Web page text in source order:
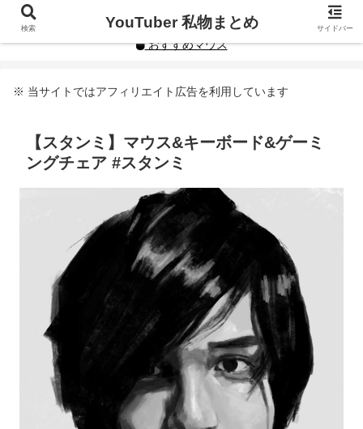
YouTuberや人気インフルエンサーの私物まとめです。
おすすめマウス
※ 当サイトではアフィリエイト広告を利用しています
【スタンミ】マウス&キーボード&ゲーミ
ングチェア #スタンミ
検索 YouTuber 私物まとめ サイドバー